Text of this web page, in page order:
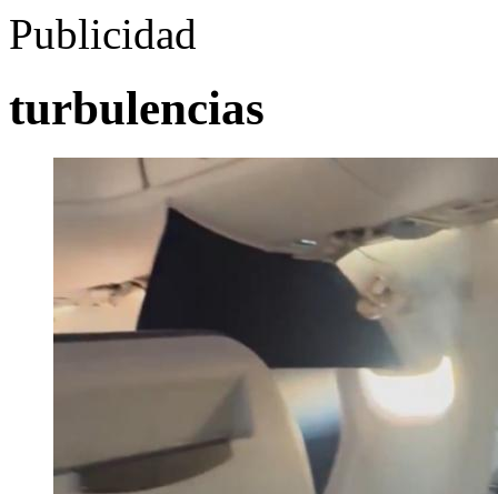
Publicidad
turbulencias